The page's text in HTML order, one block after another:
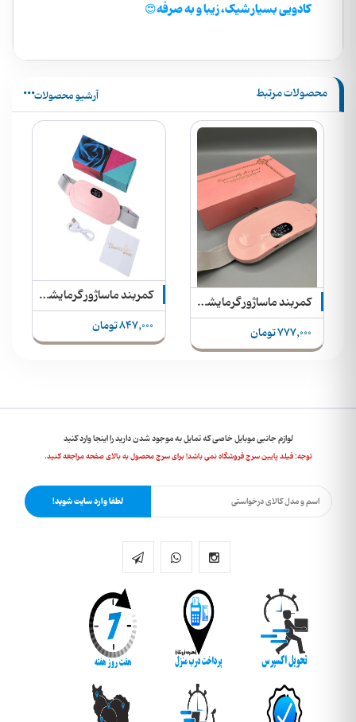
کادویی بسیار شیک، زیبا و به صرفه😍
محصولات مرتبط آرشیو محصولات
کمربند ماساژور گرمایشی و لرزشی هوشمند اورجینال
777,000 تومان
کمربند ماساژور گرمایشی هوشمند
847,000 تومان
لوازم جانبی موبایل خاصی که تمایل به موجود شدن دارید را اینجا وارد کنید
توجه: فیلد پایین سرچ فروشگاه نمی باشد! برای سرچ محصول به بالای صفحه مراجعه کنید.
لطفا وارد سایت شوید!